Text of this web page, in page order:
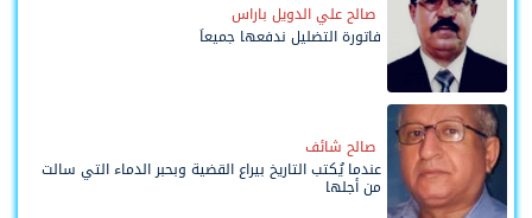
صالح علي الدويل باراس
فاتورة التضليل ندفعها جميعاً
صالح شائف
عندما يُكتب التاريخ بيراع القضية وبحبر الدماء التي سالت
من أجلها